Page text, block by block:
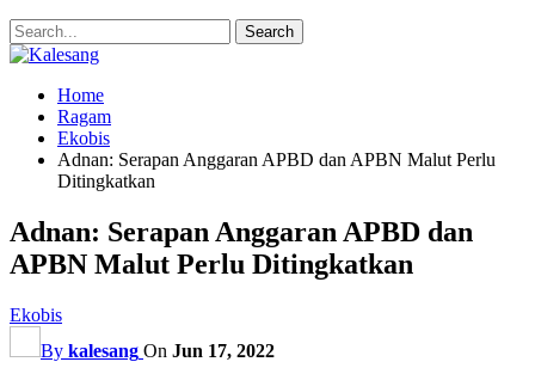
Home
Ragam
Ekobis
Adnan: Serapan Anggaran APBD dan APBN Malut Perlu
Ditingkatkan
Adnan: Serapan Anggaran APBD dan
APBN Malut Perlu Ditingkatkan
Ekobis
By kalesang On Jun 17, 2022